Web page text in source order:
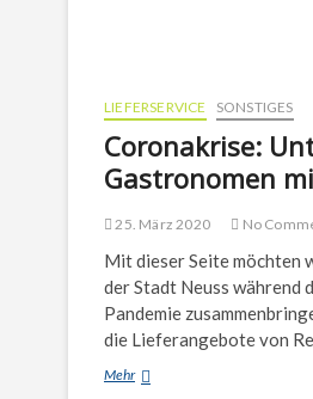
LIEFERSERVICE SONSTIGES
Coronakrise:
Gastronomen
25. März 2020 No
Mit dieser Seite möchten
der Stadt Neuss während
Pandemie
die Lieferangebote von
MehrCoronakrise: